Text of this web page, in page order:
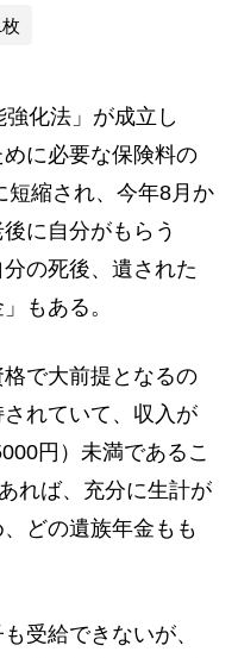
化法」が成立し
に必要な保険料の
短縮され、今年8月か
に自分がもらう
の死後、遺された
もある。
で大前提となるの
れていて、収入が
円）未満であるこ
れば、充分に生計が
どの遺族年金もも
受給できないが、